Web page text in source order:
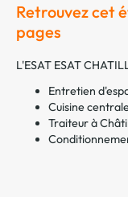
Retrouvez cet
pages
L'ESAT ESAT
Entretien
Cuisine
Traiteur à